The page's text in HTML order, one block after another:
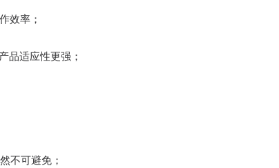
效率；
品适应性更强；
不可避免；